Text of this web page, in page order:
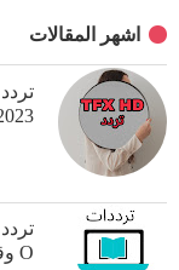
اشهر المقالات
2023 للأفلام
O وقنوات فرنسية أخرى على Astra 19